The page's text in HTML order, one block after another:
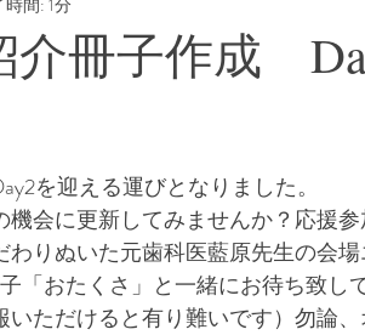
気持ち・感情
報 急募 ことば
介冊子作成
を迎える運びとなりました。
会に更新してみませんか？応援
わりぬいた元歯科医藍原先生の会
「おたくさ」と一緒にお待ち致し
ただけると有り難いです）勿論、